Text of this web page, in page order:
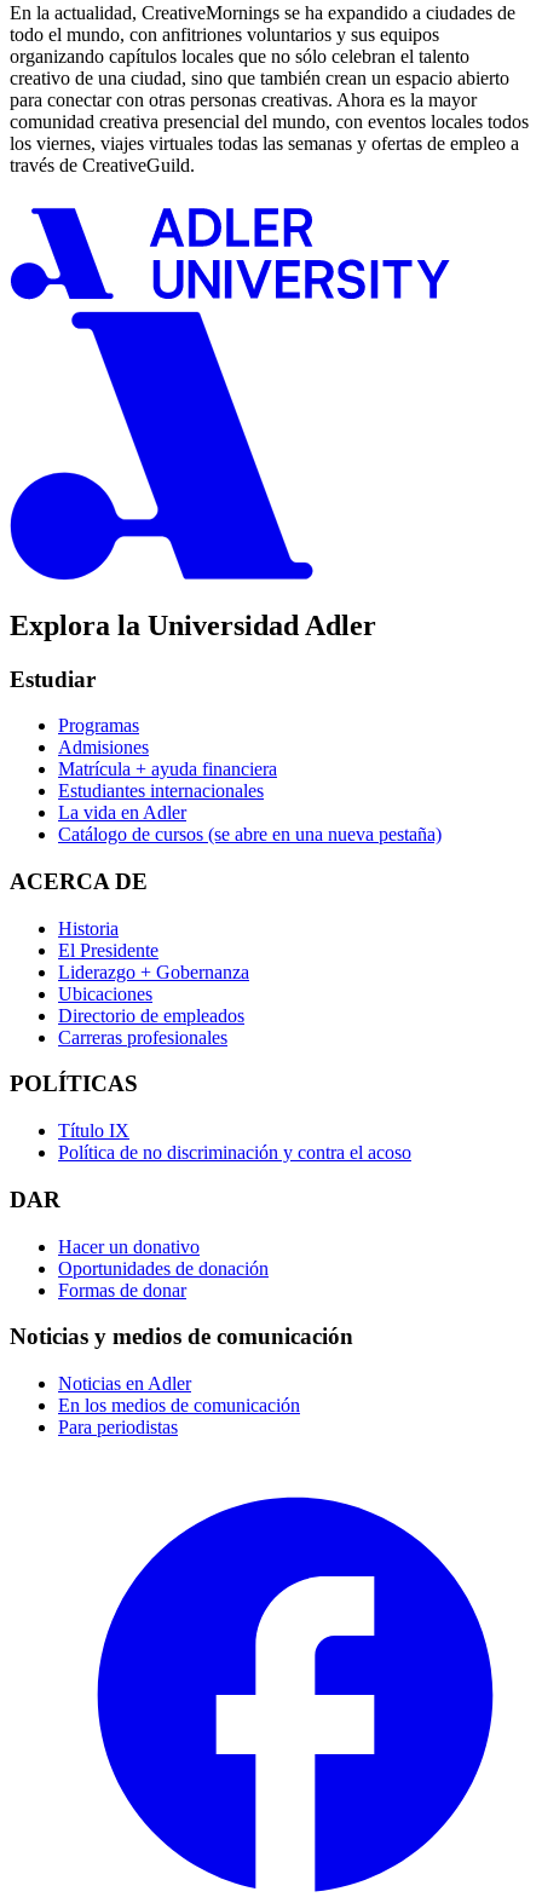
En la actualidad, CreativeMornings se ha expandido a ciudades de
todo el mundo, con anfitriones voluntarios y sus equipos
organizando capítulos locales que no sólo celebran el talento
creativo de una ciudad, sino que también crean un espacio abierto
para conectar con otras personas creativas. Ahora es la mayor
comunidad creativa presencial del mundo, con eventos locales todos
los viernes, viajes virtuales todas las semanas y ofertas de empleo a
través de CreativeGuild.
Explora la Universidad Adler
Estudiar
Programas
Admisiones
Matrícula + ayuda financiera
Estudiantes internacionales
La vida en Adler
Catálogo de cursos (se abre en una nueva pestaña)
ACERCA DE
Historia
El Presidente
Liderazgo + Gobernanza
Ubicaciones
Directorio de empleados
Carreras profesionales
POLÍTICAS
Título IX
Política de no discriminación y contra el acoso
DAR
Hacer un donativo
Oportunidades de donación
Formas de donar
Noticias y medios de comunicación
Noticias en Adler
En los medios de comunicación
Para periodistas